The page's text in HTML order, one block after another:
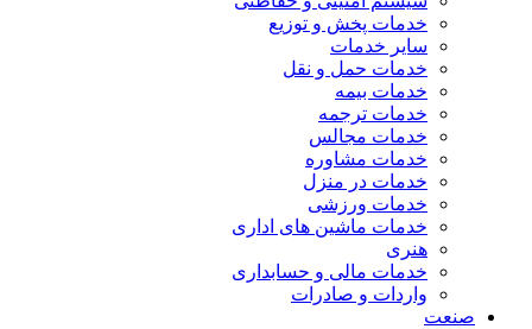
خدمات پخش و توزیع
سایر خدمات
خدمات حمل و نقل
خدمات بیمه
خدمات ترجمه
خدمات مجالس
خدمات مشاوره
خدمات در منزل
خدمات ورزشی
خدمات ماشین های اداری
هنری
خدمات مالی و حسابداری
واردات و صادرات
صنعت